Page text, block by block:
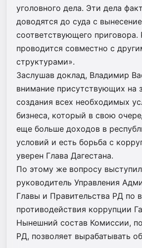
уголовного дела. Эти дела
доводятся до суда с
соответствующего приговора.
проводится совместно с
структурами».
Заслушав доклад, Владимир
внимание присутствующих на
создания всех необходимых
бизнеса, который в свою
еще больше доходов в
условий и есть борьба с
уверен Глава Дагестана.
По этому же вопросу
руководитель Управления
Главы и Правительства РД по
противодействия коррупции
Нынешний состав Комиссии,
РД, позволяет вырабатывать